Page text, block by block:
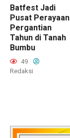
Batfest Jadi
Pusat Perayaan
Pergantian
Tahun di Tanah
Bumbu
49
Redaksi